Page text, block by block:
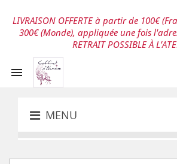
LIVRAISON OFFERTE à partir de 100€
300€ (Monde), appliquée une fois
RETRAIT POSSIBLE À

MENU